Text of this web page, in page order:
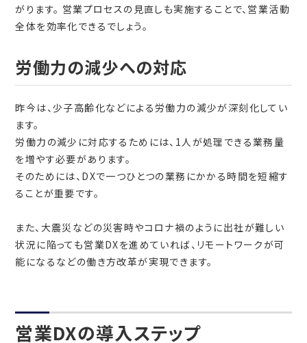
がります。 営業プロセスの見直しも実施することで、営業活動
全体を効率化できるでしょう。
労働力の減少への対応
昨今は、少子高齢化などによる労働力の減少が深刻化してい
ます。
労働力の減少に対応するためには、1人が処理できる業務量
を増やす必要があります。
そのためには、DXで一つひとつの業務にかかる時間を短縮す
ることが重要です。
また、大震災などの災害時やコロナ禍のように出社が難しい
状況に陥っても営業DXを進めていれば、リモートワークが可
能になるなどの働き方改革が実現できます。
営業DXの導入ステップ